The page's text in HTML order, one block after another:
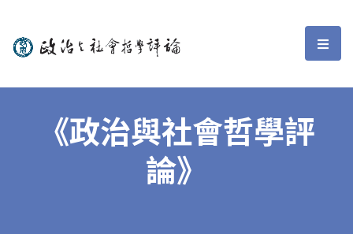
政治與社會哲學評論 選
《政治與社會哲學評
論》